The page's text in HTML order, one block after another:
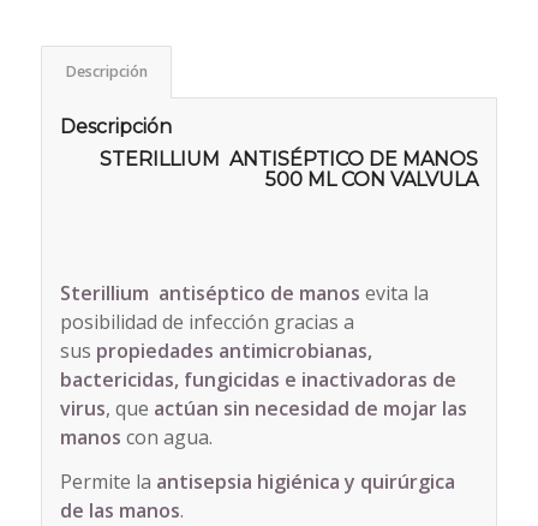
Descripción
Descripción
STERILLIUM ANTISÉPTICO DE MANOS
500 ML CON VALVULA
Sterillium antiséptico de manos evita la
posibilidad de infección gracias a
sus propiedades antimicrobianas,
bactericidas, fungicidas e inactivadoras de
virus, que actúan sin necesidad de mojar las
manos con agua.
Permite la antisepsia higiénica y quirúrgica
de las manos.